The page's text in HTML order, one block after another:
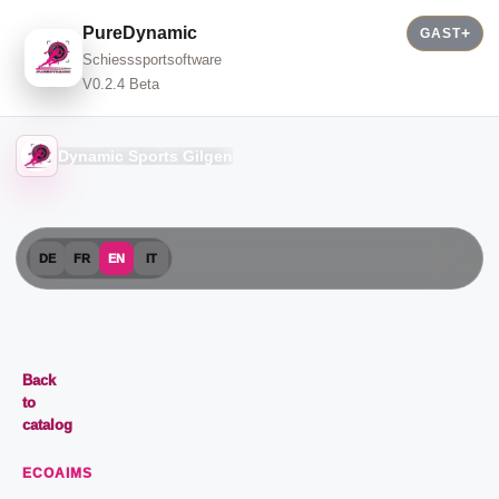
PureDynamic
Schiesssportsoftware
V0.2.4 Beta
GAST
Dynamic Sports Gilgen
DE FR EN IT
Back
to
catalog
ECOAIMS